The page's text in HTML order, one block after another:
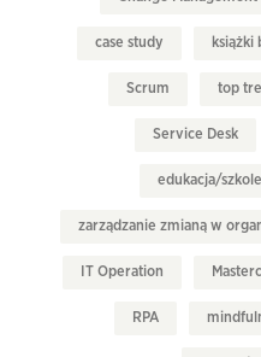
case study książki
Scrum top
Service Desk
edukacja/
zarządzanie zmianą w
IT Operation
RPA